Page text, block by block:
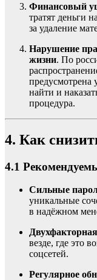
Финансовый
тратят деньги
за удаление
Нарушение
жизни. По
предусмотрена
найти и
процедура.
4. Как
4.1
Сильные
уникальные
в надёжном
везде, где это
соцсетей.
Регулярное